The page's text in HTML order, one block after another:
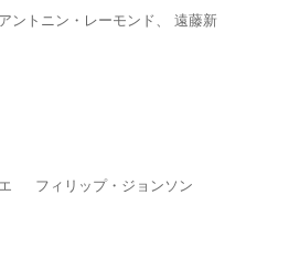
ントニン・レーモンド、 遠藤新
エ フィリップ・ジョンソン